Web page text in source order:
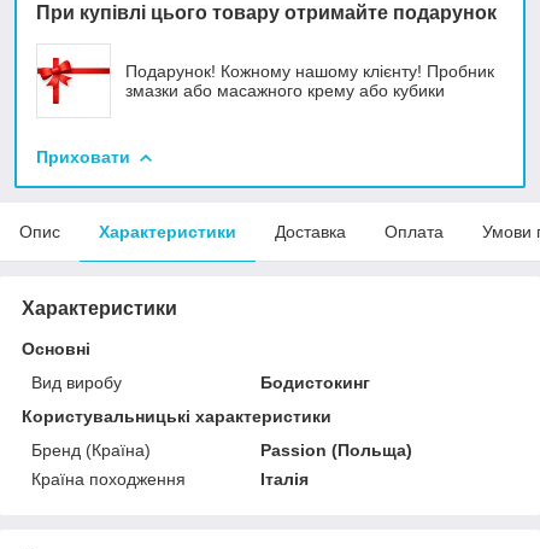
При купівлі цього товару отримайте подарунок
Подарунок! Кожному нашому клієнту! Пробник
змазки або масажного крему або кубики
Приховати
Опис Характеристики Доставка Оплата Умови
Характеристики
Основні
Вид виробу
Бодистокинг
Користувальницькі характеристики
Бренд (Країна)
Passion (Польща)
Країна походження
Італія